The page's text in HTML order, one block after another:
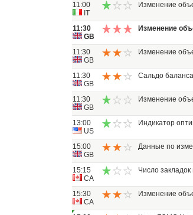
11:00
IT
Изменение
11:30
GB
Изменение
11:30
GB
Изменение
11:30
GB
Сальдо
11:30
GB
Изменение
13:00
US
Индикатор
15:00
GB
Данные по
15:15
CA
Число
15:30
CA
Изменение